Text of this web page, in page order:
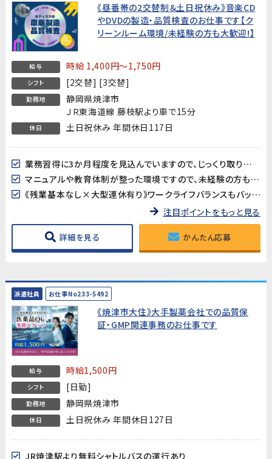
《昼番帯の2交替制＆土日祝休み》音楽CD
やDVDの製造・品質検査のお仕事です【ク
リーンルーム環境/未経験の方も大歓迎!】
給与 時給 1,400円～1,750円
シフト [2交替] [3交替]
勤務地
静岡県焼津市
ＪＲ東海道線 藤枝駅より車で15分
休日 土日祝休み 年間休日117日
業務習得に3か月程度を見込んでいますので、じっくり取り組みたい、長期的な就業を考えていらっしゃる方歓迎!
マニュアルや教育体制が整った環境ですので、未経験の方もこの機会に是非チャレンジしてみてください!
《残業基本なし×大型連休有り》ワークライフバランスもバッチリ♪
注目ポイントをもっと見る
詳細を見る かんたん応募
派遣社員 お仕事No233-5492
《焼津市大住》大手製薬会社での品質保
証・GMP関連事務のお仕事です
給与 時給1,500円
シフト [日勤]
勤務地 静岡県焼津市
休日 土日祝休み 年間休日127日
JR焼津駅より無料シャトルバスの運行あり